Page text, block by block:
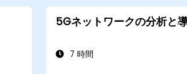
5Gネットワークの分析と
7 時間